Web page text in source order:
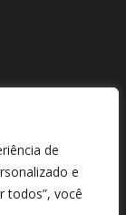
de
e
todos”, você